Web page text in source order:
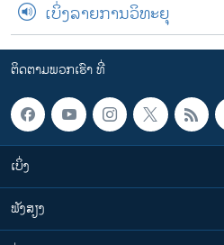
ເບິ່ງລາຍການວິທະຍຸ
ຕິດຕາມພວກເຮົາ ທີ່
ເບິ່ງ
ຟັງສຽງ